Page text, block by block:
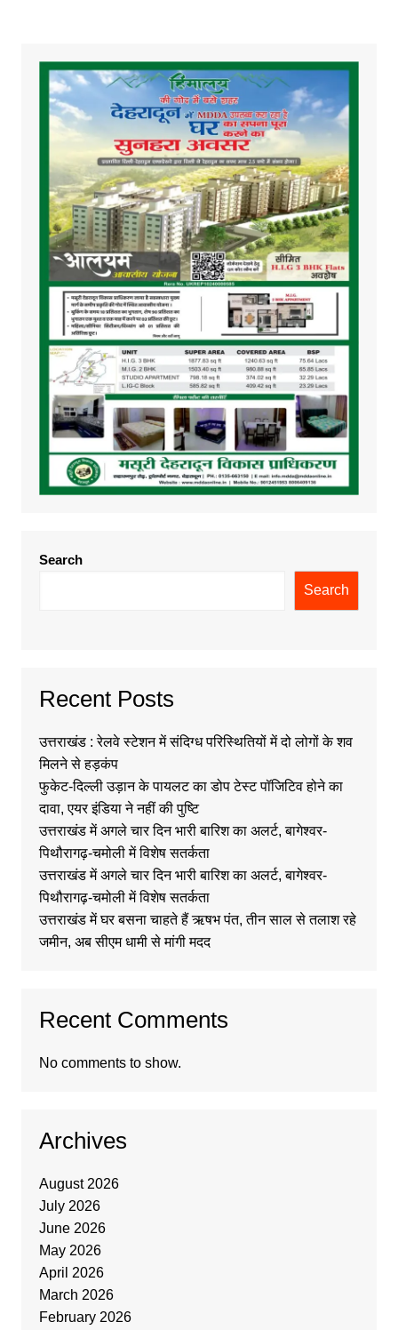
Search
Search
Recent Posts
उत्तराखंड : रेलवे स्टेशन में संदिग्ध परिस्थितियों में दो लोगों के शव
मिलने से हड़कंप
फुकेट-दिल्ली उड़ान के पायलट का डोप टेस्ट पॉजिटिव होने का
दावा, एयर इंडिया ने नहीं की पुष्टि
उत्तराखंड में अगले चार दिन भारी बारिश का अलर्ट, बागेश्वर-
पिथौरागढ़-चमोली में विशेष सतर्कता
उत्तराखंड में अगले चार दिन भारी बारिश का अलर्ट, बागेश्वर-
पिथौरागढ़-चमोली में विशेष सतर्कता
उत्तराखंड में घर बसना चाहते हैं ऋषभ पंत, तीन साल से तलाश रहे
जमीन, अब सीएम धामी से मांगी मदद
Recent Comments
No comments to show.
Archives
August 2026
July 2026
June 2026
May 2026
April 2026
March 2026
February 2026